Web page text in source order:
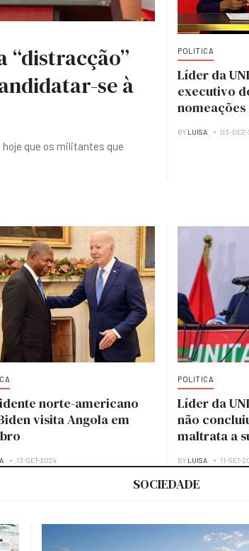
“distracção”
se à
hoje que os militantes que
POLITICA
Líder da
executivo
nomeações
BY LUISA 03-
norte-americano
visita Angola em
13-SET-2024
POLITICA
Líder da
não
maltrata a
BY LUISA 11-SET-
SOCIEDADE